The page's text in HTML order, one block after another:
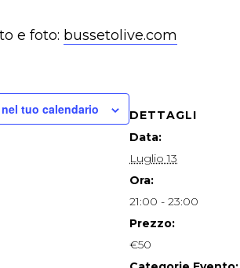
e foto: bussetolive.com
tuo calendario
DETTAGLI
Data:
Luglio 13
Ora:
21:00 - 23:00
Prezzo:
€50